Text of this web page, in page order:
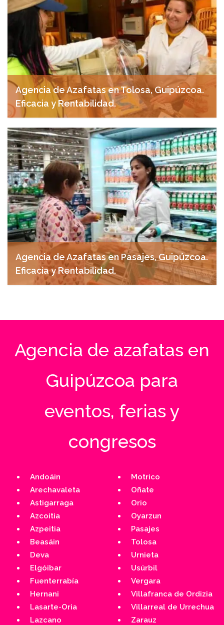
Agencia de Azafatas en Tolosa, Guipúzcoa.
Eficacia y Rentabilidad.
abril 28, 2025
Agencia de Azafatas en Pasajes, Guipúzcoa.
Eficacia y Rentabilidad.
Agencia de azafatas en
Guipúzcoa para
eventos, ferias y
congresos
Andoáin
Arechavaleta
Astigarraga
Azcoitia
Azpeitia
Beasáin
Deva
Elgóibar
Fuenterrabía
Hernani
Lasarte-Oria
Lazcano
Motrico
Oñate
Orio
Oyarzun
Pasajes
Tolosa
Urnieta
Usúrbil
Vergara
Villafranca de Ordizia
Villarreal de Urrechua
Zarauz